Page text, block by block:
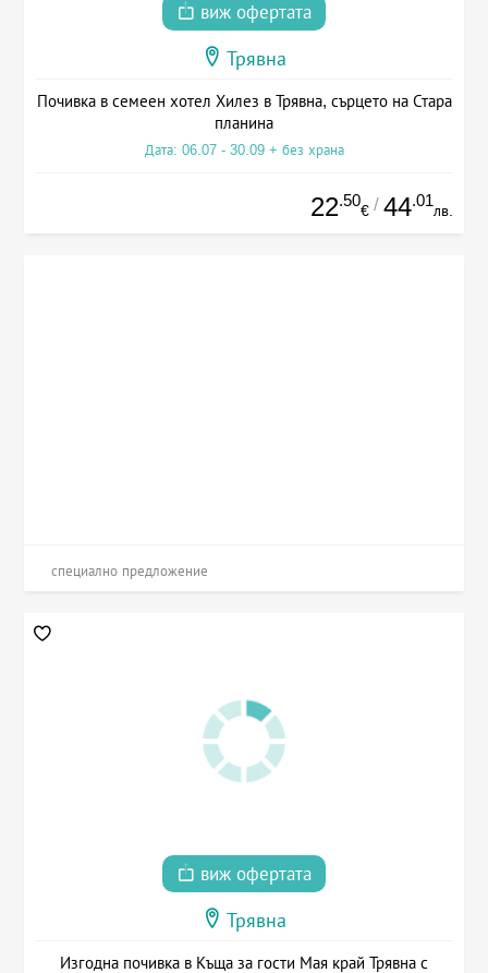
виж офертата
Трявна
Почивка в семеен хотел Хилез в Трявна, сърцето на Стара
планина
Дата: 06.07 - 30.09 + без храна
22.50
€ / 44.01
лв.
специално предложение
виж офертата
Трявна
Изгодна почивка в Къща за гости Мая край Трявна с